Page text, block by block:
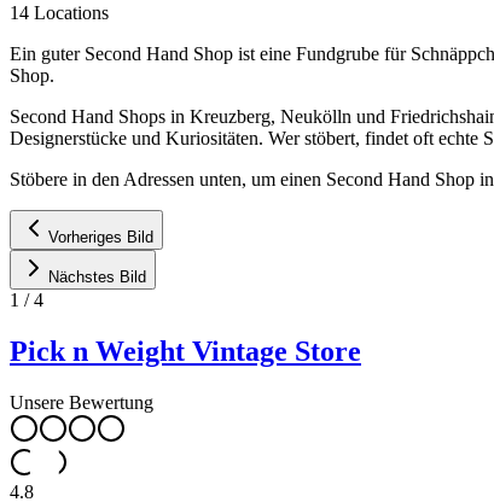
14 Locations
Ein guter Second Hand Shop ist eine Fundgrube für
Shop.
Second Hand Shops in Kreuzberg, Neukölln und
Designerstücke und Kuriositäten. Wer stöbert, findet oft echte
Stöbere in den Adressen unten, um einen Second Hand Shop
Vorheriges Bild
Nächstes Bild
1 /4
Pick n Weight Vintage Store
Unsere Bewertung
4.8